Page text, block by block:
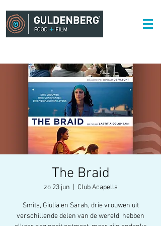
The Braid
zo 23 jun Club Acapella
Smita, Giulia en Sarah, drie vrouwen uit
verschillende delen van de wereld, hebben